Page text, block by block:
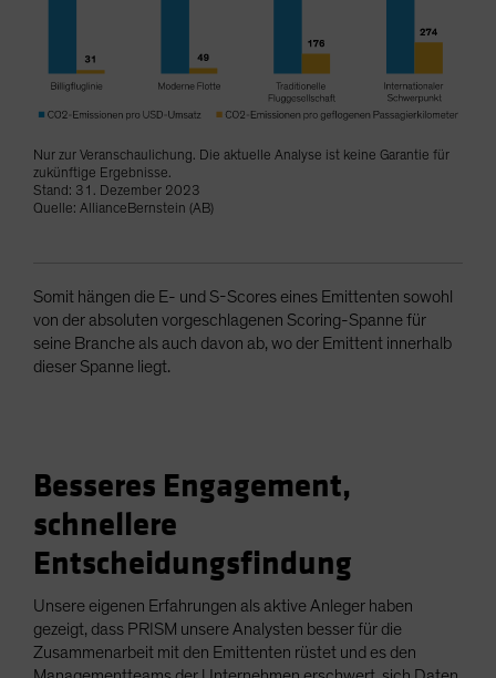
Nur zur Veranschaulichung. Die aktuelle Analyse ist keine Garantie für
zukünftige Ergebnisse.
Stand: 31. Dezember 2023
Quelle: AllianceBernstein (AB)
Somit hängen die E- und S-Scores eines Emittenten sowohl
von der absoluten vorgeschlagenen Scoring-Spanne für
seine Branche als auch davon ab, wo der Emittent innerhalb
dieser Spanne liegt.
Besseres Engagement,
schnellere
Entscheidungsfindung
Unsere eigenen Erfahrungen als aktive Anleger haben
gezeigt, dass PRISM unsere Analysten besser für die
Zusammenarbeit mit den Emittenten rüstet und es den